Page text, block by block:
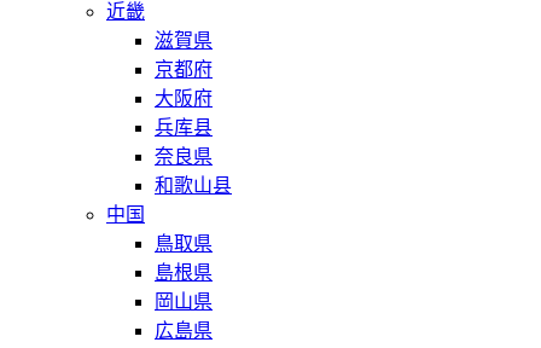
近畿
滋賀県
京都府
大阪府
兵库县
奈良県
和歌山县
中国
鳥取県
島根県
岡山県
広島県